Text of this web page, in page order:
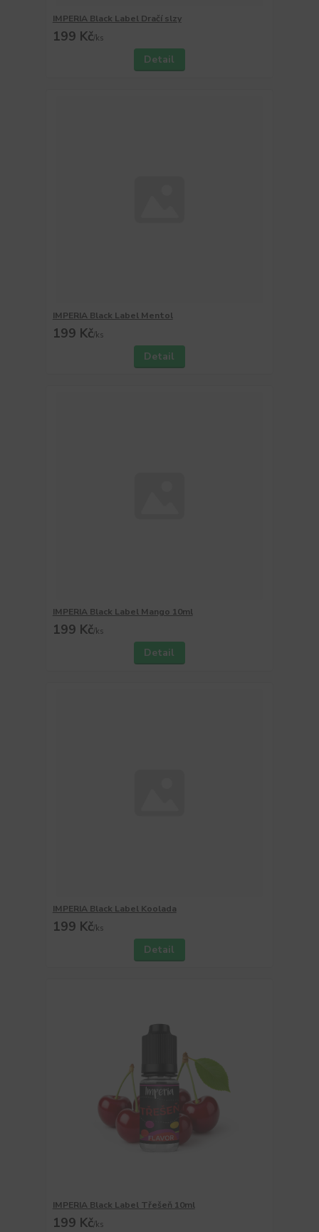
IMPERIA Black Label Dračí slzy
199 Kč/ks
Detail
IMPERIA Black Label Mentol
199 Kč/ks
Detail
IMPERIA Black Label Mango 10ml
199 Kč/ks
Detail
IMPERIA Black Label Koolada
199 Kč/ks
Detail
IMPERIA Black Label Třešeň 10ml
199 Kč/ks